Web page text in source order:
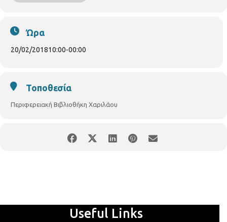
20 Φεβρουαρίου 2018, στις 10.00 το πρωί
Ώρα
20/02/201810:00-00:00
Τοποθεσία
Περιφερειακή Βιβλιοθήκη Χαριλάου
Useful Links